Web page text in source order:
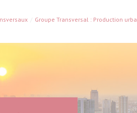
Groupe Transversal : Production